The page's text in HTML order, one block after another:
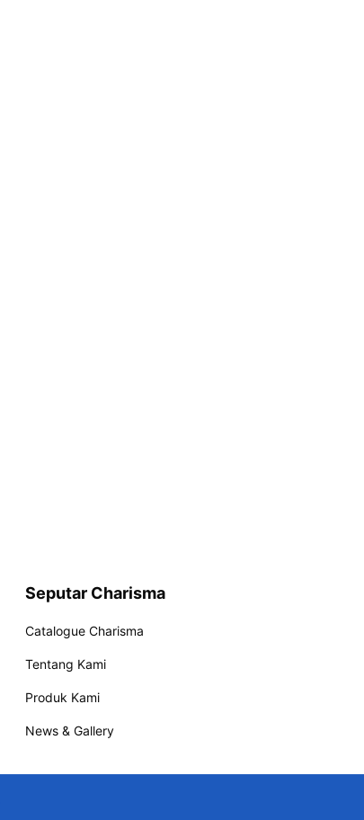
Seputar Charisma
Catalogue Charisma
Tentang Kami
Produk Kami
News & Gallery